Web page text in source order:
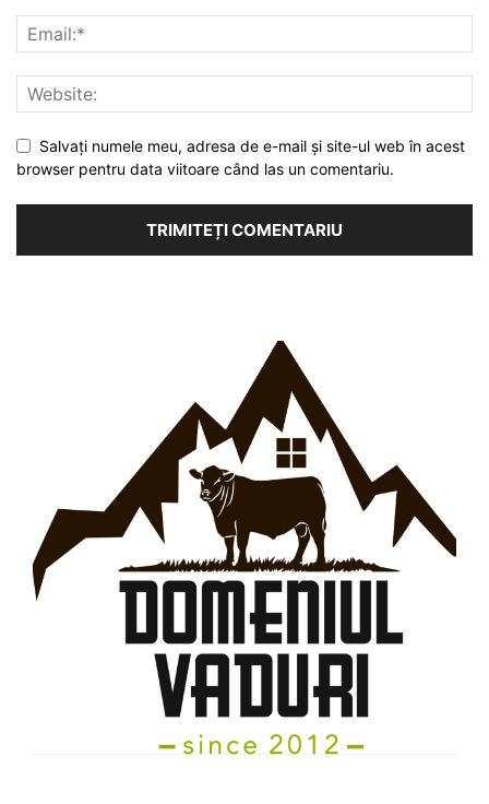
Salvați numele meu, adresa de e-mail și site-ul web în acest
browser pentru data viitoare când las un comentariu.